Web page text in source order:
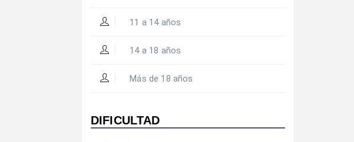
11 a 14 años
14 a 18 años
Más de 18 años
DIFICULTAD